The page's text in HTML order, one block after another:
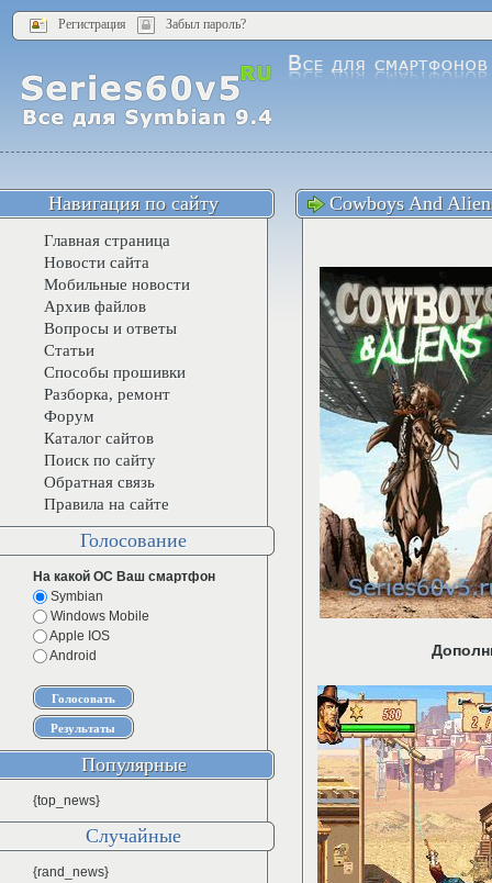
Регистрация Забыл пароль?
Cowboys And
Навигация по сайту
Главная страница
Новости сайта
Мобильные новости
Архив файлов
Вопросы и ответы
Статьи
Способы прошивки
Разборка, ремонт
Форум
Каталог сайтов
Поиск по сайту
Обратная связь
Правила на сайте
Голосование
На какой ОС Ваш смартфон
Symbian
Windows Mobile
Apple IOS
Android
Популярные
{top_news}
Случайные
{rand_news}